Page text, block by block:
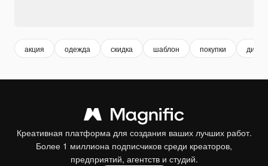
акция одежда скидка шаблон покупки
Креативная платформа для создания ваших лучших работ.
Более 1 миллиона подписчиков среди креаторов,
предприятий, агентств и студий.